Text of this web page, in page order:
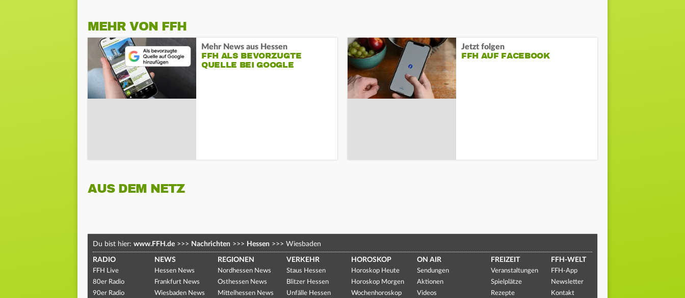
MEHR VON FFH
Mehr News aus Hessen
FFH ALS BEVORZUGTE
QUELLE BEI GOOGLE
Jetzt folgen
FFH AUF FACEBOOK
AUS DEM NETZ
Du bist hier: www.FFH.de >>> Nachrichten >>> Hessen >>> Wiesbaden
RADIO
FFH Live
80er Radio
90er Radio
NEWS
Hessen News
Frankfurt News
Wiesbaden News
REGIONEN
Nordhessen News
Osthessen News
Mittelhessen News
VERKEHR
Staus Hessen
Blitzer Hessen
Unfälle Hessen
HOROSKOP
Horoskop Heute
Horoskop Morgen
Wochenhoroskop
ON AIR
Sendungen
Aktionen
Videos
FREIZEIT
Veranstaltungen
Spielplätze
Rezepte
FFH-WELT
FFH-App
Newsletter
Kontakt